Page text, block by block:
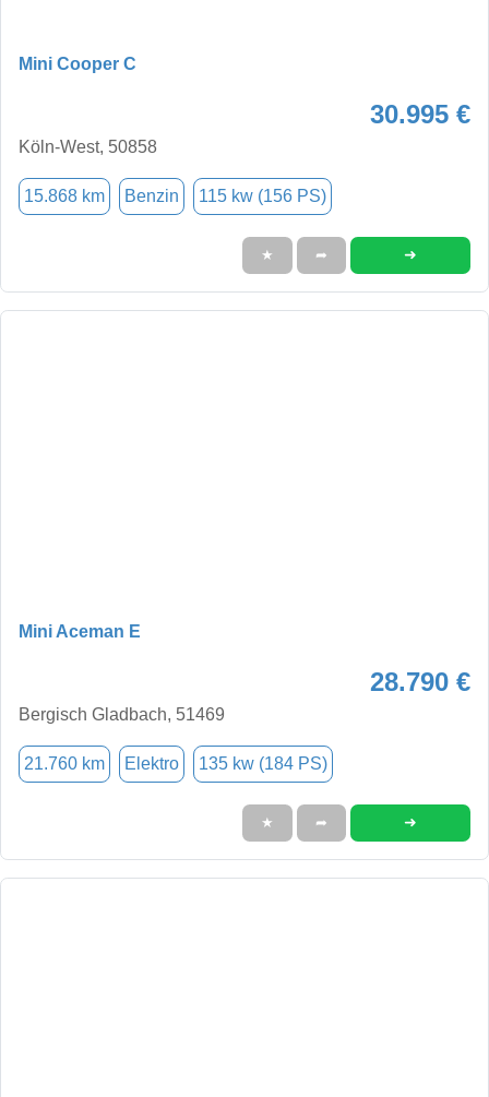
Mini Cooper C
30.995 €
Köln-West, 50858
15.868 km Benzin 115 kw (156 PS)
★ ➦ ➜
Mini Aceman E
28.790 €
Bergisch Gladbach, 51469
21.760 km Elektro 135 kw (184 PS)
★ ➦ ➜